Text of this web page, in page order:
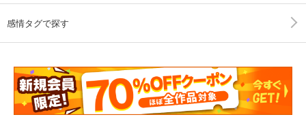
感情タグで探す